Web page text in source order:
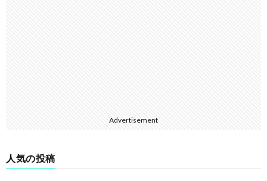
Advertisement
人気の投稿